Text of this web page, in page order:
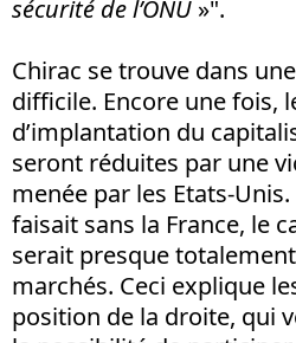
sécurité de l’ONU »".
Chirac se trouve dans
difficile. Encore une fois,
d’implantation du
seront réduites par une
menée par les Etats-
faisait sans la France, le
serait presque
marchés. Ceci explique
position de la droite, qui